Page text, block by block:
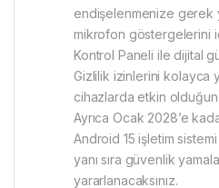
endişelenmenize gerek
mikrofon göstergelerini
Kontrol Paneli ile dijital
Gizlilik izinlerini kolayca
cihazlarda etkin
Ayrıca Ocak 2028’e
Android 15 işletim
yanı sıra güvenlik
yararlanacaksınız.